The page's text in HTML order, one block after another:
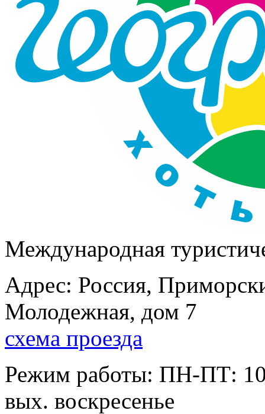
Международная
Адрес: Россия,
Молодежная, дом 7
схема проезда
Режим работы: ПН-ПТ:
вых. воскресенье